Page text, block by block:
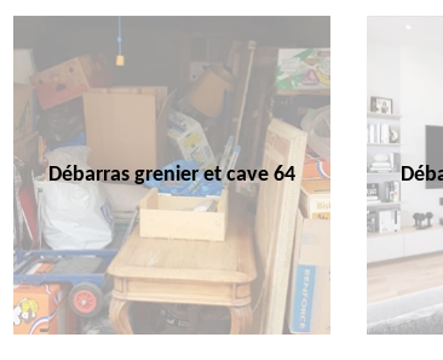
Débarras grenier et cave 64